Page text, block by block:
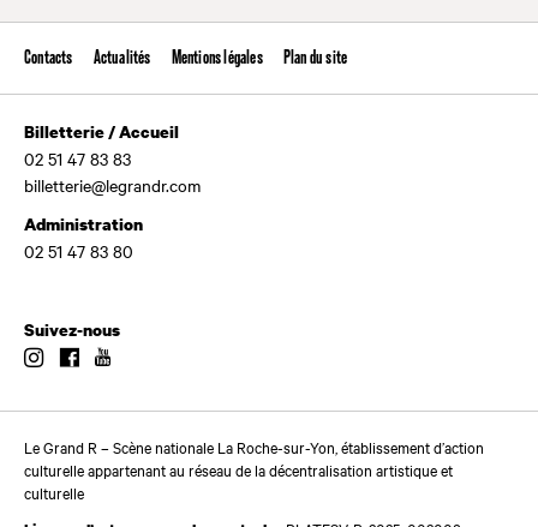
Contacts Actualités Mentions légales Plan du site
Billetterie / Accueil
02 51 47 83 83
billetterie@legrandr.com
Administration
02 51 47 83 80
Suivez-nous
InstagramFacebook
Le Grand R – Scène nationale La Roche-sur-Yon, établissement d’action
culturelle appartenant au réseau de la décentralisation artistique et
culturelle